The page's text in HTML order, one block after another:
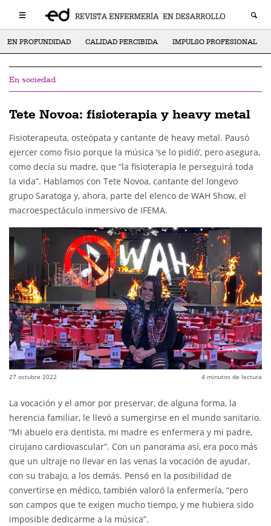
EN PROFUNDIDAD CALIDAD PERCIBIDA IMPULSO PROFESIONAL
En sociedad
Tete Novoa: fisioterapia y heavy metal
Fisioterapeuta, osteópata y cantante de heavy metal. Pausó
ejercer como fisio porque la música ‘se lo pidió’, pero asegura,
como decía su madre, que “la fisioterapia le perseguirá toda
la vida”. Hablamos con Tete Novoa, cantante del longevo
grupo Saratoga y, ahora, parte del elenco de WAH Show, el
macroespectáculo inmersivo de IFEMA.
27 octubre 2022 4 minutos de lectura
La vocación y el amor por preservar, de alguna forma, la
herencia familiar, le llevó a sumergirse en el mundo sanitario.
“Mi abuelo era dentista, mi madre es enfermera y mi padre,
cirujano cardiovascular”. Con un panorama así, era poco más
que un ultraje no llevar en las venas la vocación de ayudar,
con su trabajo, a los demás. Pensó en la posibilidad de
convertirse en médico, también valoró la enfermería, “pero
son campos que te exigen mucho tiempo, y me hubiera sido
imposible dedicarme a la música”.